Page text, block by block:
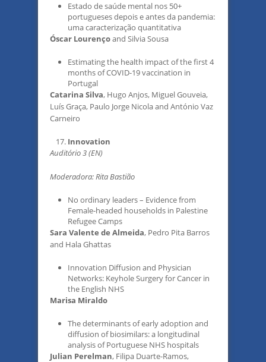
Estado de saúde mental nos 50+
portugueses depois e antes da pandemia:
uma caracterização quantitativa
Óscar Lourençoand Silvia Sousa
Estimating the health impact of the first 4
months of COVID-19 vaccination in
Portugal
Catarina Silva, Hugo Anjos, Miguel Gouveia,
Luís Graça, Paulo Jorge Nicola and António Vaz
Carneiro
Innovation
Auditório 3 (EN)
Moderadora: Rita Bastião
No ordinary leaders – Evidence from
Female-headed households in Palestine
Refugee Camps
Sara Valente de Almeida, Pedro Pita Barros
and Hala Ghattas
Innovation Diffusion and Physician
Networks: Keyhole Surgery for Cancer in
the English NHS
Marisa Miraldo
The determinants of early adoption and
diffusion of biosimilars: a longitudinal
analysis of Portuguese NHS hospitals
Julian Perelman, Filipa Duarte-Ramos,